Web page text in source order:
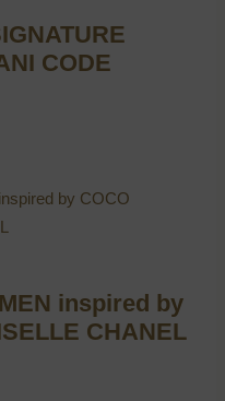
CODE
inspired by
CHANEL